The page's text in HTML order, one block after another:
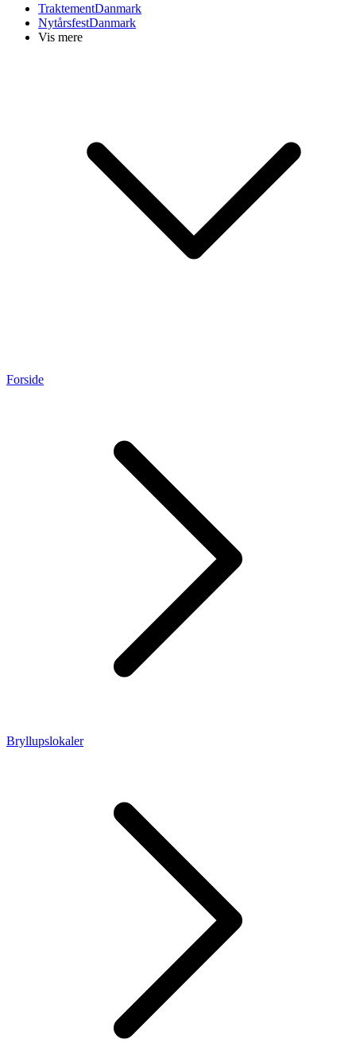
TraktementDanmark
NytårsfestDanmark
Vis mere
Forside
Bryllupslokaler